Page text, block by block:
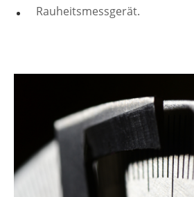
Rauheitsmessgerät.